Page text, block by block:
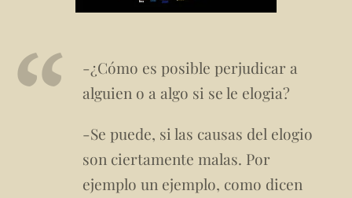
-¿Cómo es posible perjudicar a
alguien o a algo si se le elogia?
-Se puede, si las causas del elogio
son ciertamente malas. Por
ejemplo un ejemplo, como dicen